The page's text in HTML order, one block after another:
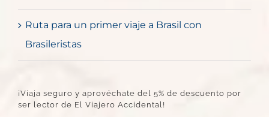
Ruta para un primer viaje a Brasil con
Brasileristas
¡Viaja seguro y aprovéchate del 5% de descuento por
ser lector de El Viajero Accidental!